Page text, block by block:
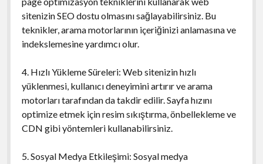
sitenizin SEO dostu olmasını sağlayabilirsiniz. Bu
teknikler, arama motorlarının içeriğinizi anlamasına ve
indekslemesine yardımcı olur.
4. Hızlı Yükleme Süreleri: Web sitenizin hızlı
yüklenmesi, kullanıcı deneyimini artırır ve arama
motorları tarafından da takdir edilir. Sayfa hızını
optimize etmek için resim sıkıştırma, önbellekleme ve
CDN gibi yöntemleri kullanabilirsiniz.
5. Sosyal Medya Etkileşimi: Sosyal medya